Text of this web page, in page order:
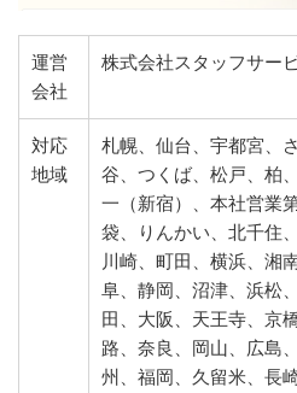
運営
会社
株式会社スタッフサー
対応
地域
札幌、仙台、宇都宮、
谷、つくば、松戸、柏
一（新宿）、本社営業
袋、りんかい、北千住
川崎、町田、横浜、湘
阜、静岡、沼津、浜松
田、大阪、天王寺、京
路、奈良、岡山、広島
州、福岡、久留米、長